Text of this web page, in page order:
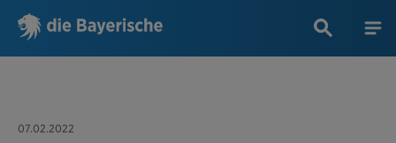
07.02.2022